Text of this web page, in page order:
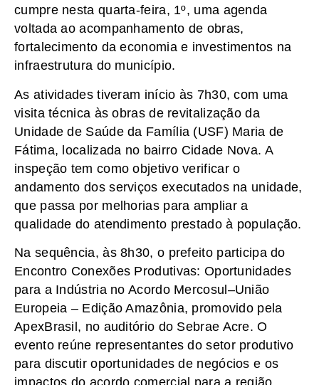
cumpre nesta quarta-feira, 1º, uma agenda
voltada ao acompanhamento de obras,
fortalecimento da economia e investimentos na
infraestrutura do município.
As atividades tiveram início às 7h30, com uma
visita técnica às obras de revitalização da
Unidade de Saúde da Família (USF) Maria de
Fátima, localizada no bairro Cidade Nova. A
inspeção tem como objetivo verificar o
andamento dos serviços executados na unidade,
que passa por melhorias para ampliar a
qualidade do atendimento prestado à população.
Na sequência, às 8h30, o prefeito participa do
Encontro Conexões Produtivas: Oportunidades
para a Indústria no Acordo Mercosul–União
Europeia – Edição Amazônia, promovido pela
ApexBrasil, no auditório do Sebrae Acre. O
evento reúne representantes do setor produtivo
para discutir oportunidades de negócios e os